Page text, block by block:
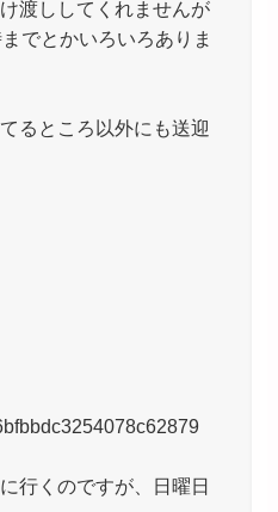
渡ししてくれませんが
でとかいろいろありま
るところ以外にも送迎
行くのですが、日曜日